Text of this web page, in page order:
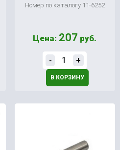
Номер по каталогу 11-6252
Цена: 207 руб.
- +
В КОРЗИНУ